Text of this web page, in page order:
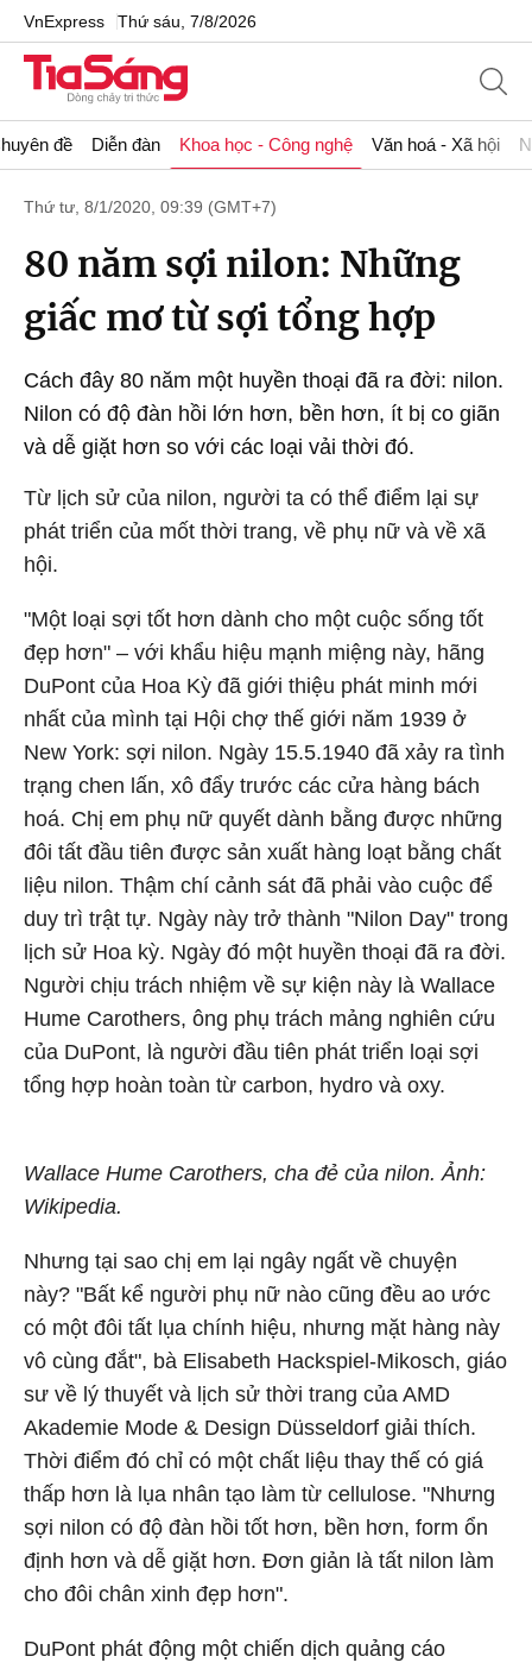
VnExpress Thứ sáu, 7/8/2026
đề Diễn đàn Khoa học - Công nghệ Văn hoá - Xã hội
Thứ tư, 8/1/2020, 09:39 (GMT+7)
80 năm sợi nilon: Những
giấc mơ từ sợi tổng hợp
Cách đây 80 năm một huyền thoại đã ra đời: nilon.
Nilon có độ đàn hồi lớn hơn, bền hơn, ít bị co giãn
và dễ giặt hơn so với các loại vải thời đó.
Từ lịch sử của nilon, người ta có thể điểm lại sự
phát triển của mốt thời trang, về phụ nữ và về xã
hội.
"Một loại sợi tốt hơn dành cho một cuộc sống tốt
đẹp hơn" – với khẩu hiệu mạnh miệng này, hãng
DuPont của Hoa Kỳ đã giới thiệu phát minh mới
nhất của mình tại Hội chợ thế giới năm 1939 ở
New York: sợi nilon. Ngày 15.5.1940 đã xảy ra tình
trạng chen lấn, xô đẩy trước các cửa hàng bách
hoá. Chị em phụ nữ quyết dành bằng được những
đôi tất đầu tiên được sản xuất hàng loạt bằng chất
liệu nilon. Thậm chí cảnh sát đã phải vào cuộc để
duy trì trật tự. Ngày này trở thành "Nilon Day" trong
lịch sử Hoa kỳ. Ngày đó một huyền thoại đã ra đời.
Người chịu trách nhiệm về sự kiện này là Wallace
Hume Carothers, ông phụ trách mảng nghiên cứu
của DuPont, là người đầu tiên phát triển loại sợi
tổng hợp hoàn toàn từ carbon, hydro và oxy.
Wallace Hume Carothers, cha đẻ của nilon. Ảnh:
Wikipedia.
Nhưng tại sao chị em lại ngây ngất về chuyện
này? "Bất kể người phụ nữ nào cũng đều ao ước
có một đôi tất lụa chính hiệu, nhưng mặt hàng này
vô cùng đắt", bà Elisabeth Hackspiel-Mikosch, giáo
sư về lý thuyết và lịch sử thời trang của AMD
Akademie Mode & Design Düsseldorf giải thích.
Thời điểm đó chỉ có một chất liệu thay thế có giá
thấp hơn là lụa nhân tạo làm từ cellulose. "Nhưng
sợi nilon có độ đàn hồi tốt hơn, bền hơn, form ổn
định hơn và dễ giặt hơn. Đơn giản là tất nilon làm
cho đôi chân xinh đẹp hơn".
DuPont phát động một chiến dịch quảng cáo